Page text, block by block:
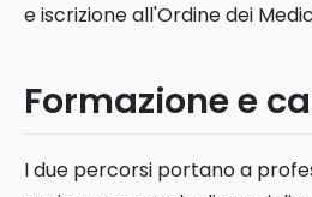
e iscrizione all'Ordine dei
Formazione e
I due percorsi portano a